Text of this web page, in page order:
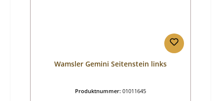
Wamsler Gemini Seitenstein links
Produktnummer: 01011645